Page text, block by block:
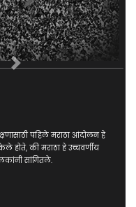
पहिले मराठा आंदोलन हे
होते, की मराठा हे उच्चवर्णीय
सांगितले.
Next